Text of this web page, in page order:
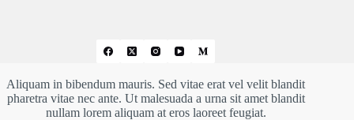
Aliquam in bibendum mauris. Sed vitae erat vel velit blandit
pharetra vitae nec ante. Ut malesuada a urna sit amet blandit
nullam lorem aliquam at eros laoreet feugiat.